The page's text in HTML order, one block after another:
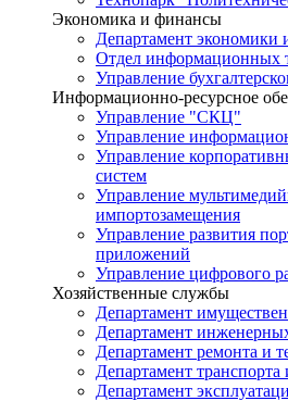
Экономика и финансы
Департамент экономики
Отдел информационных
Управление
Информационно-ресурсное
Управление "СКЦ"
Управление
Управление
систем
Управление
импортозамещения
Управление развития
приложений
Управление цифрового
Хозяйственные службы
Департамент
Департамент
Департамент ремонта и
Департамент
Департамент